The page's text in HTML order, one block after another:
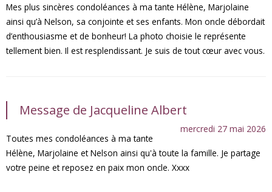
Mes plus sincères condoléances à ma tante Hélène, Marjolaine
ainsi qu’à Nelson, sa conjointe et ses enfants. Mon oncle débordait
d’enthousiasme et de bonheur! La photo choisie le représente
tellement bien. Il est resplendissant. Je suis de tout cœur avec vous.
Message de Jacqueline Albert
mercredi 27 mai 2026
Toutes mes condoléances à ma tante
Hélène, Marjolaine et Nelson ainsi qu'à toute la famille. Je partage
votre peine et reposez en paix mon oncle. Xxxx